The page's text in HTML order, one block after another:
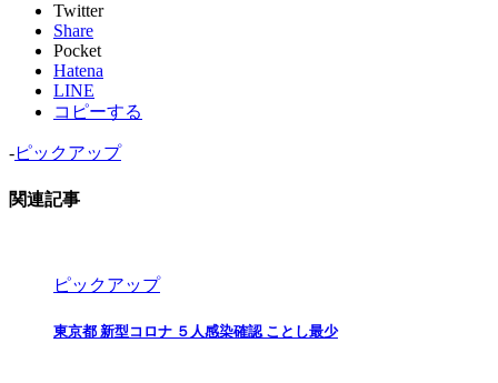
Twitter
Share
Pocket
Hatena
LINE
コピーする
-ピックアップ
関連記事
ピックアップ
東京都 新型コロナ ５人感染確認 ことし最少